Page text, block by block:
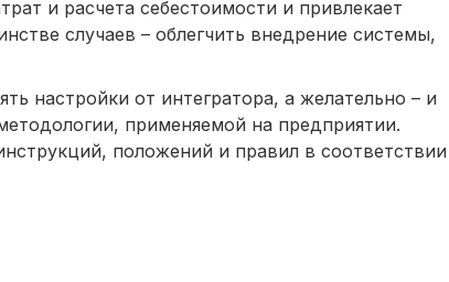
и расчета себестоимости и привлекает
случаев – облегчить внедрение системы,
настройки от интегратора, а желательно – и
применяемой на предприятии.
положений и правил в соответствии